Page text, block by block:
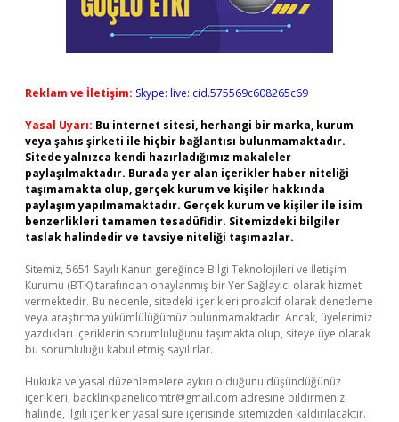
Reklam ve İletişim: Skype: live:.cid.575569c608265c69
Yasal Uyarı: Bu internet sitesi, herhangi bir marka, kurum
veya şahıs şirketi ile hiçbir bağlantısı bulunmamaktadır.
Sitede yalnızca kendi hazırladığımız makaleler
paylaşılmaktadır. Burada yer alan içerikler haber niteliği
taşımamakta olup, gerçek kurum ve kişiler hakkında
paylaşım yapılmamaktadır. Gerçek kurum ve kişiler ile isim
benzerlikleri tamamen tesadüfidir. Sitemizdeki bilgiler
taslak halindedir ve tavsiye niteliği taşımazlar.
Sitemiz, 5651 Sayılı Kanun gereğince Bilgi Teknolojileri ve İletişim
Kurumu (BTK) tarafından onaylanmış bir Yer Sağlayıcı olarak hizmet
vermektedir. Bu nedenle, sitedeki içerikleri proaktif olarak denetleme
veya araştırma yükümlülüğümüz bulunmamaktadır. Ancak, üyelerimiz
yazdıkları içeriklerin sorumluluğunu taşımakta olup, siteye üye olarak
bu sorumluluğu kabul etmiş sayılırlar.
Hukuka ve yasal düzenlemelere aykırı olduğunu düşündüğünüz
içerikleri, backlinkpanelicomtr@gmail.com adresine bildirmeniz
halinde, ilgili içerikler yasal süre içerisinde sitemizden kaldırılacaktır.